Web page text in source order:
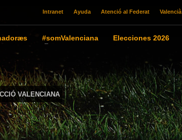
Intranet Ayuda Atenció al Federat Valencià
#somValenciana Elecciones 2026
VALENCIANA